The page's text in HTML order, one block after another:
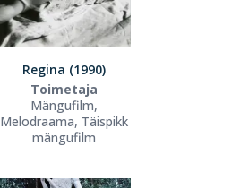
Regina (1990)
Toimetaja
Mängufilm,
Melodraama, Täispikk
mängufilm